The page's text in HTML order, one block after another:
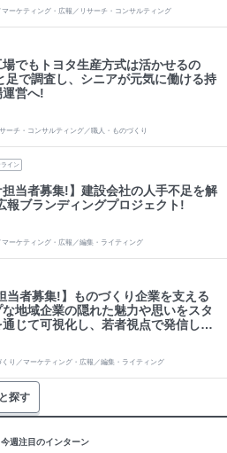
ーケティング・広報／リサーチ・コンサルティング
でもトヨタ生産方式は活かせるの
足で調査し、シニアが元気に働ける持
営へ!
ーチ・コンサルティング／職人・ものづくり
ライン
担当者募集!】建設会社の人手不足を解
報ブランディングプロジェクト!
ーケティング・広報／編集・ライティング
当者募集!】ものづくり企業を支える
地域企業の隠れた魅力や思いをスタ
じて可視化し、若者視点で発信しま
り／マーケティング・広報／編集・ライティング
探す
今週注目のインターン